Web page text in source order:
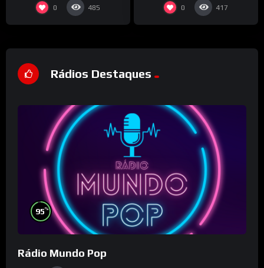
0 485 0 417
Rádios Destaques
95%
Rádio Mundo Pop